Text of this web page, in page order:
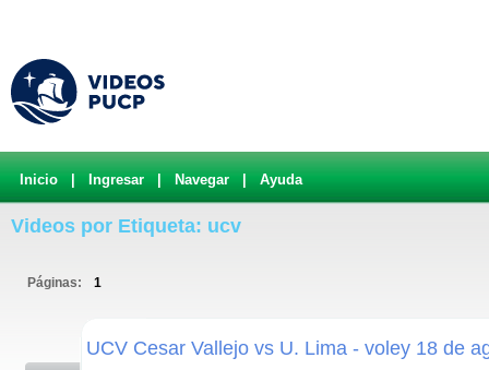
Inicio Ingresar Navegar Ayuda
Videos por Etiqueta: ucv
Páginas: 1
UCV Cesar Vallejo vs U. Lima - voley 18 de